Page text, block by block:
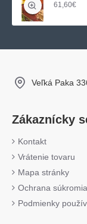
61,60€
Veľká Paka
Zákaznícky
Kontakt
Vrátenie tovaru
Mapa stránky
Ochrana súkromia
Podmienky